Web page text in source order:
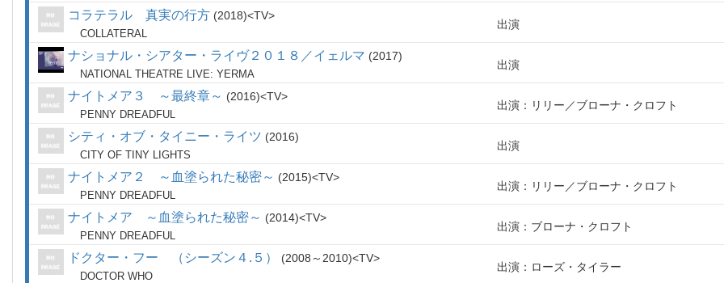
コラテラル 真実の行方 2018 TV
COLLATERAL
出演
ナショナル・シアター・ライヴ２０１８／イェルマ 2017
NATIONAL THEATRE LIVE: YERMA
出演
ナイトメア３ ～最終章～ 2016 TV
PENNY DREADFUL
出演：リリー／ブローナ・クロフト
シティ・オブ・タイニー・ライツ 2016
CITY OF TINY LIGHTS
出演
ナイトメア２ ～血塗られた秘密～ 2015 TV
PENNY DREADFUL
出演：リリー／ブローナ・クロフト
ナイトメア ～血塗られた秘密～ 2014 TV
PENNY DREADFUL
出演：ブローナ・クロフト
ドクター・フー （シーズン４.５） 2008～2010 TV
DOCTOR WHO
出演：ローズ・タイラー